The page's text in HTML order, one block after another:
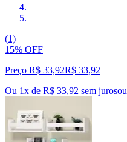
(1)
15% OFF
Preço R$ 33,92R$ 33,92
Ou 1x de R$ 33,92 sem jurosou